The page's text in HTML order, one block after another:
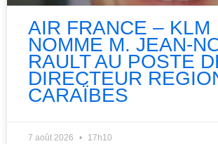
AIR FRANCE – KLM
NOMME M. JEAN-
RAULT AU POSTE
DIRECTEUR
CARAÏBES
7 août 2026 17h10